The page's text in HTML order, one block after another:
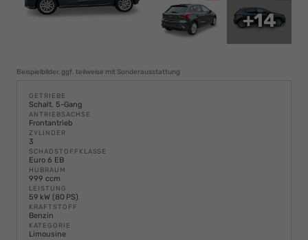
+14
Beispielbilder, ggf. teilweise mit Sonderausstattung
GETRIEBE
Schalt. 5-Gang
ANTRIEBSACHSE
Frontantrieb
ZYLINDER
3
SCHADSTOFFKLASSE
Euro 6 EB
HUBRAUM
999 ccm
LEISTUNG
59 kW (80 PS)
KRAFTSTOFF
Benzin
KATEGORIE
Limousine